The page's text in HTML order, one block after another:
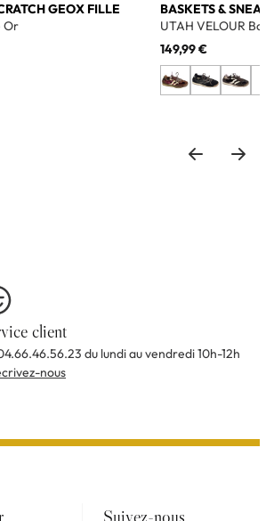
GEOX FILLE
Or
BASKETS &
UTAH VELOUR
149,99 €
client
du lundi au vendredi 10h-12h
nous